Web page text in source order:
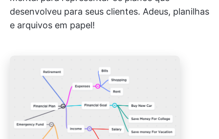
desenvolveu para seus clientes. Adeus, planilhas
e arquivos em papel!